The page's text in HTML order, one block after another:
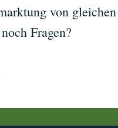
von
Fragen?